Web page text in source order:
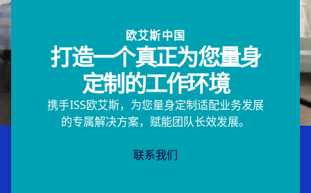
欧艾斯中国
打造一个真正为您量身
定制的工作环境
携手ISS欧艾斯，为您量身定制适配业务发展
的专属解决方案，赋能团队长效发展。
联系我们